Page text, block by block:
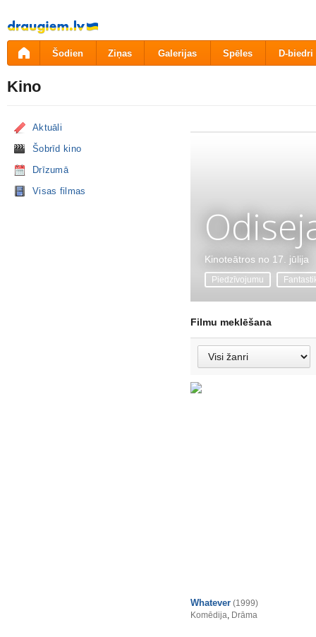
Pāriet
uz
saturu
Šodien Ziņas Galerijas Spēles D-biedri
Kino
Aktuāli
Šobrīd kino
Drīzumā
Visas filmas
Kinoteātros no 17. jūlija
Piedzīvojumu
Filmu meklēšana
Whatever (1999)
Komēdija, Drāma